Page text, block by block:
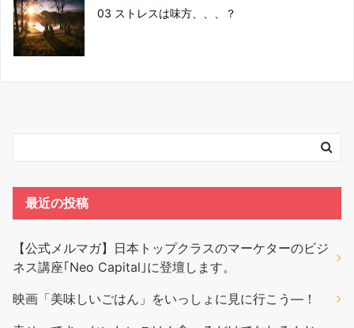
03 ストレスは味方、、、？
最近の投稿
【公式メルマガ】日本トップクラスのマーケターのビジ
ネス講座｢Neo Capital｣に登壇します。
映画「美味しいごはん」をいっしょに見に行こう―！